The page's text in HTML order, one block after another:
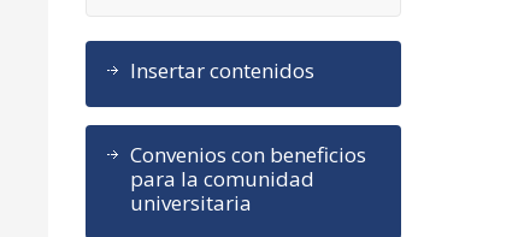
Insertar contenidos
Convenios con beneficios
para la comunidad
universitaria